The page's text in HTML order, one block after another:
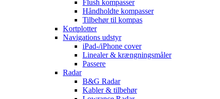
Flush kompasser
Håndholdte kompasser
Tilbehør til kompas
Kortplotter
Navigations udstyr
iPad-/iPhone cover
Linealer & krængningsmåler
Passere
Radar
B&G Radar
Kabler & tilbehør